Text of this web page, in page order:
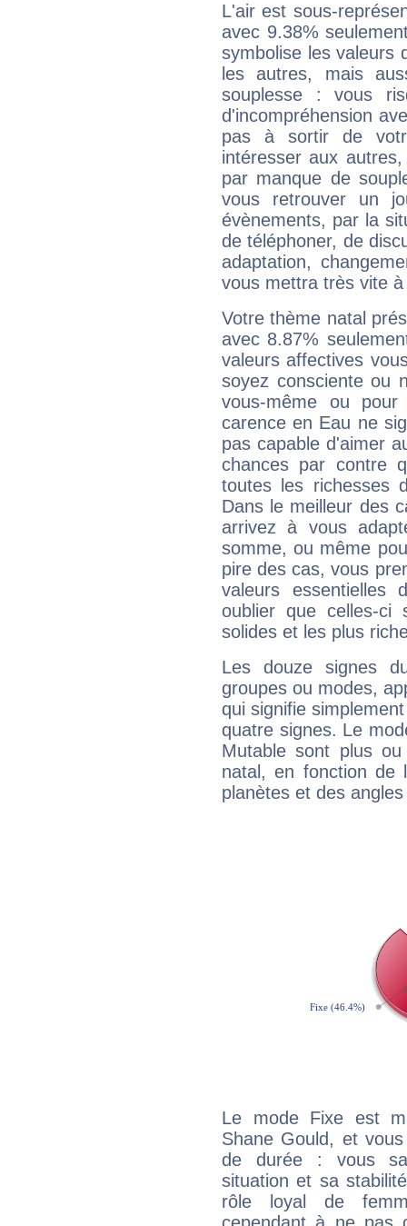
L'air est sous-
avec 9.38%
symbolise les valeurs
les autres, mais
souplesse : vous
d'incompréhension
pas à sortir de
intéresser aux
par manque de
vous retrouver un
évènements, par la
de téléphoner, de
adaptation,
vous mettra très vite
Votre thème natal
avec 8.87%
valeurs affectives
soyez consciente ou
vous-même ou
carence en Eau ne
pas capable d'aimer
chances par contre
toutes les richesses
Dans le meilleur des
arrivez à vous
somme, ou même
pire des cas, vous
valeurs
oublier que celles-
solides et les plus
Les douze signes
groupes ou modes,
qui signifie
quatre signes. Le
Mutable sont plus
natal, en fonction de
planètes et des
Le mode Fixe est
Shane Gould, et
de durée : vous
situation et sa
rôle loyal de